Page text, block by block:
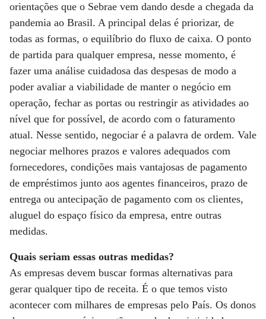
orientações que o Sebrae vem dando desde a chegada da
pandemia ao Brasil. A principal delas é priorizar, de
todas as formas, o equilíbrio do fluxo de caixa. O ponto
de partida para qualquer empresa, nesse momento, é
fazer uma análise cuidadosa das despesas de modo a
poder avaliar a viabilidade de manter o negócio em
operação, fechar as portas ou restringir as atividades ao
nível que for possível, de acordo com o faturamento
atual. Nesse sentido, negociar é a palavra de ordem. Vale
negociar melhores prazos e valores adequados com
fornecedores, condições mais vantajosas de pagamento
de empréstimos junto aos agentes financeiros, prazo de
entrega ou antecipação de pagamento com os clientes,
aluguel do espaço físico da empresa, entre outras
medidas.
Quais seriam essas outras medidas?
As empresas devem buscar formas alternativas para
gerar qualquer tipo de receita. É o que temos visto
acontecer com milhares de empresas pelo País. Os donos